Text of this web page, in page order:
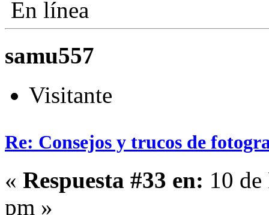
En línea
samu557
Visitante
Re: Consejos y trucos de
« Respuesta #33 en: 10
pm »